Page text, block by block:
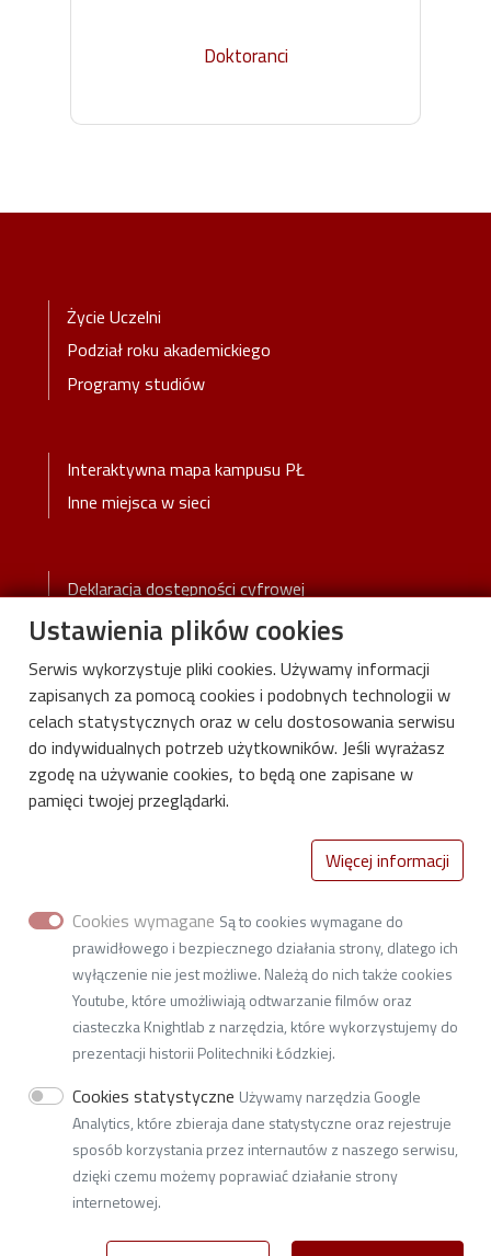
Doktoranci
Katedra Automatyki, Biomechaniki i Mechatroniki
ul. Stefanowskiego 1/15 (bud. A22)
90-537 Łódź
NIP: 727-002-18-95
e-mail:Naciśnij aby wyświetlić adres email
adresu do doręczeń elektronicznych:
AE:PL-77859-99877-ERVVB-29
Stopka-Menu
Życie Uczelni
Podział roku akademickiego
Programy studiów
Stopka-2-Menu
Interaktywna mapa kampusu PŁ
Inne miejsca w sieci
Stopka-3-Menu
Deklaracja dostępności cyfrowej
© 2026Politechnika Łódzka
Ustawienia plików cookies
Serwis wykorzystuje pliki cookies. Używamy informacji
zapisanych za pomocą cookies i podobnych technologii w
celach statystycznych oraz w celu dostosowania serwisu
do indywidualnych potrzeb użytkowników. Jeśli wyrażasz
zgodę na używanie cookies, to będą one zapisane w
pamięci twojej przeglądarki.
Więcej informacji
Cookies wymagane Są to cookies wymagane do
prawidłowego i bezpiecznego działania strony, dlatego ich
wyłączenie nie jest możliwe. Należą do nich także cookies
Youtube, które umożliwiają odtwarzanie filmów oraz
ciasteczka Knightlab z narzędzia, które wykorzystujemy do
prezentacji historii Politechniki Łódzkiej.
Cookies statystyczne Używamy narzędzia Google
Analytics, które zbieraja dane statystyczne oraz rejestruje
sposób korzystania przez internautów z naszego serwisu,
dzięki czemu możemy poprawiać działanie strony
internetowej.